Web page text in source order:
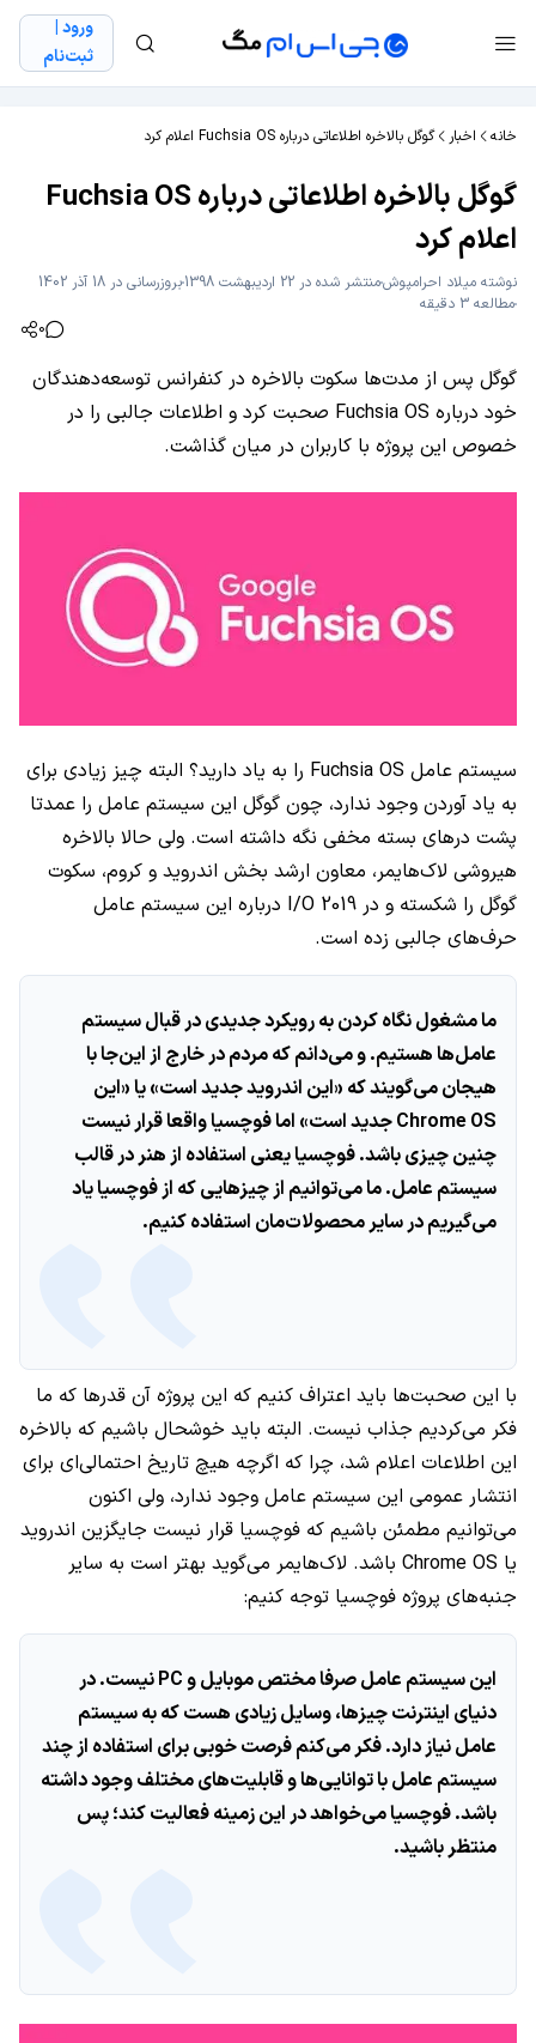
ورود |
ثبت‌نام
خانه اخبار گوگل بالاخره اطلاعاتی درباره Fuchsia OS اعلام کرد
گوگل بالاخره اطلاعاتی درباره Fuchsia OS
اعلام کرد
نوشته میلاد احرامپوشمنتشر شده در 22 اردیبهشت 1398
بروزرسانی در 18 آذر 1402
مطالعه 3 دقیقه
0
گوگل پس از مدت‌ها سکوت بالاخره در کنفرانس توسعه‌دهندگان
خود درباره Fuchsia OS صحبت کرد و اطلاعات جالبی را در
خصوص این پروژه با کاربران در میان گذاشت.
سیستم عامل Fuchsia OS را به یاد دارید؟ البته چیز زیادی برای
به یاد آوردن وجود ندارد، چون گوگل این سیستم عامل را عمدتا
پشت درهای بسته مخفی نگه داشته است. ولی حالا بالاخره
هیروشی لاک‌هایمر، معاون ارشد بخش اندروید و کروم، سکوت
گوگل را شکسته و در I/O 2019 درباره این سیستم عامل
حرف‌های جالبی زده است.
ما مشغول نگاه کردن به رویکرد جدیدی در قبال سیستم
عامل‌ها هستیم. و می‌دانم که مردم در خارج از این‌جا با
هیجان می‌گویند که «این اندروید جدید است» یا «این
Chrome OS جدید است» اما فوچسیا واقعا قرار نیست
چنین چیزی باشد. فوچسیا یعنی استفاده از هنر در قالب
سیستم عامل. ما می‌توانیم از چیزهایی که از فوچسیا یاد
می‌گیریم در سایر محصولات‌مان استفاده کنیم.
با این صحبت‌ها باید اعتراف کنیم که این پروژه آن قدرها که ما
فکر می‌کردیم جذاب نیست. البته باید خوشحال باشیم که بالاخره
این اطلاعات اعلام شد، چرا که اگرچه هیچ تاریخ احتمالی‌ای برای
انتشار عمومی این سیستم عامل وجود ندارد، ولی اکنون
می‌توانیم مطمئن باشیم که فوچسیا قرار نیست جایگزین اندروید
یا Chrome OS باشد. لاک‌هایمر می‌گوید بهتر است به سایر
جنبه‌های پروژه فوچسیا توجه کنیم:
این سیستم عامل صرفا مختص موبایل و PC نیست. در
دنیای اینترنت چیزها، وسایل زیادی هست که به سیستم
عامل نیاز دارد. فکر می‌کنم فرصت خوبی برای استفاده از چند
سیستم عامل با توانایی‌ها و قابلیت‌های مختلف وجود داشته
باشد. فوچسیا می‌خواهد در این زمینه فعالیت کند؛ پس
منتظر باشید.